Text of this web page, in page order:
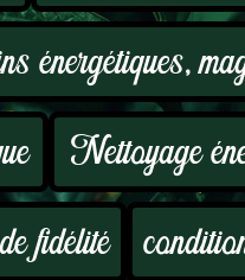
énergétiques,
Nettoyage
fidélité